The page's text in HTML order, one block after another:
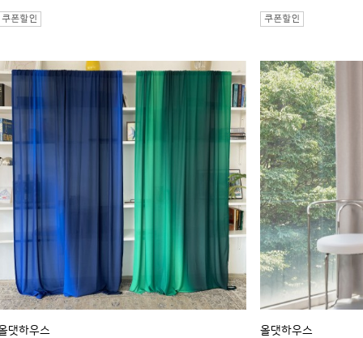
댓하우스 올댓하우스